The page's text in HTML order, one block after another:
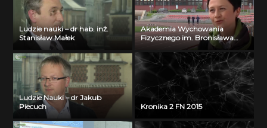
Ludzie nauki – dr hab. inż.
Stanisław Małek
Akademia Wychowania
Fizycznego im. Bronisława
Czecha w Krakowie
Ludzie Nauki – dr Jakub
Piecuch
Kronika 2 FN 2015